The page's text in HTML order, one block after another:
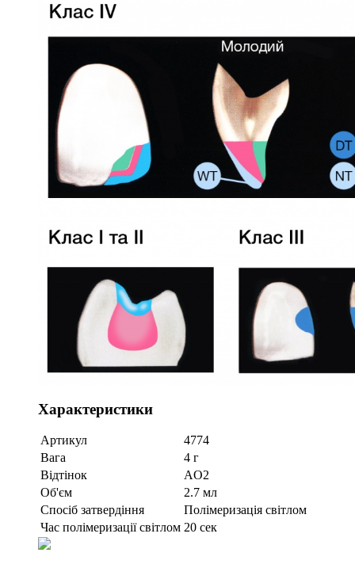
Характеристики
Артикул
4774
Вага
4 г
Відтінок
AO2
Об'єм
2.7 мл
Спосіб затвердіння
Полімеризація світлом
Час полімеризації світлом 20 сек